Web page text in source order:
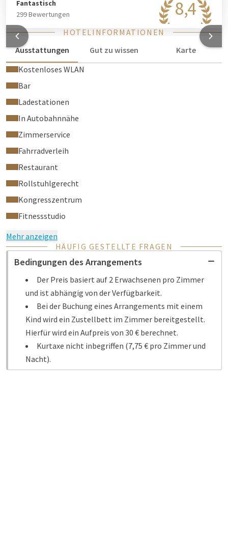
8,4
Fantastisch
299 Bewertungen
HOTELINFORMATIONEN
Ausstattungen
Gut zu wissen
Karte
Kostenloses WLAN
Bar
Ladestationen
In Autobahnnähe
Zimmerservice
Fahrradverleih
Restaurant
Rollstuhlgerecht
Kongresszentrum
Fitnessstudio
Mehr anzeigen
HÄUFIG GESTELLTE FRAGEN
Bedingungen des Arrangements
Der Preis basiert auf 2 Erwachsenen pro Zimmer
und ist abhängig von der Verfügbarkeit.
Bei der Buchung eines Arrangements mit einem
Kind wird ein Zustellbett im Zimmer bereitgestellt.
Hierfür wird ein Aufpreis von 30 € berechnet.
Kurtaxe nicht inbegriffen (7,75 € pro Zimmer und
Nacht).